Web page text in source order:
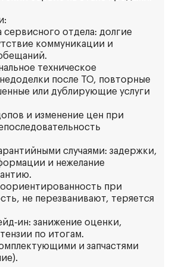
сервисного отдела: долгие
коммуникации и
техническое
после ТО, повторные
или дублирующие услуги
и изменение цен при
случаями: задержки,
и нежелание
при
не перезванивают, теряется
занижение оценки,
по итогам.
и запчастями